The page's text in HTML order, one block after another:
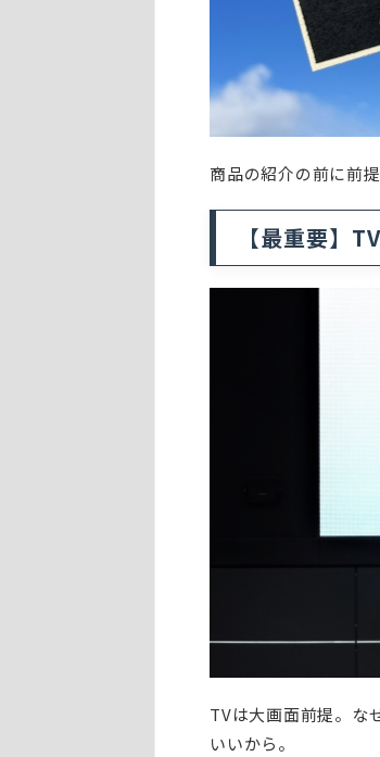
商品の紹介の前に前
【最重要】
TVは大画面前提。な
いいから。